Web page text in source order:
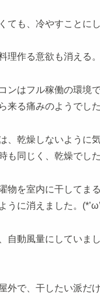
ても、冷やすことにし
理作る意欲も消える。
ンはフル稼働の環境
来る痛みのようでした
、乾燥しないように
も同じく、乾燥でした
物を室内に干してま
うに消えました。
自動風量にしていま
外で、干したい派だけ